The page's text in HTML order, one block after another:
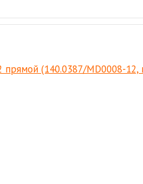
прямой (140.0387/MD0008-